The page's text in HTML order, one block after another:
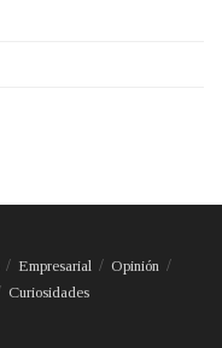
Empresarial
Opinión
Curiosidades